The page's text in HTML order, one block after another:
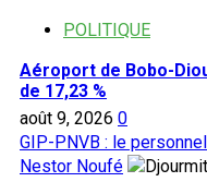
POLITIQUE
Aéroport de Bobo-
de 17,23 %
août 9, 2026 0
GIP-PNVB : le
Nestor Noufé